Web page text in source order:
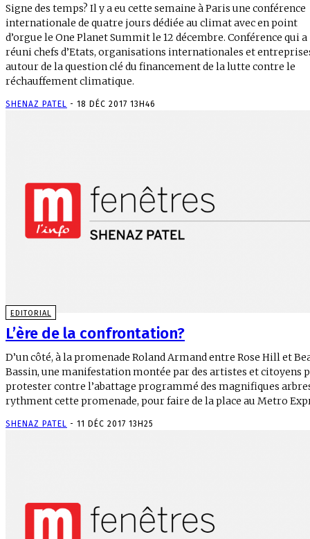
Signe des temps? Il y a eu cette semaine à Paris une conférence
internationale de quatre jours dédiée au climat avec en point
d’orgue le One Planet Summit le 12 décembre. Conférence qui a
réuni chefs d’Etats, organisations internationales et
autour de la question clé du financement de la lutte contre le
réchauffement climatique.
SHENAZ PATEL - 18 DÉC 2017 13H46
EDITORIAL
L’ère de la confrontation?
D’un côté, à la promenade Roland Armand entre Rose Hill et
Bassin, une manifestation montée par des artistes et citoyens
protester contre l’abattage programmé des magnifiques
rythment cette promenade, pour faire de la place au Metro
SHENAZ PATEL - 11 DÉC 2017 13H25